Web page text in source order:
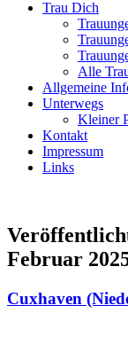
Trau Dich
Alle
Allgemeine
Unterwegs
Kleiner
Kontakt
Impressum
Links
Februar
Cuxhaven